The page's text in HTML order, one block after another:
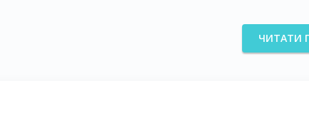
ЧИТАТИ